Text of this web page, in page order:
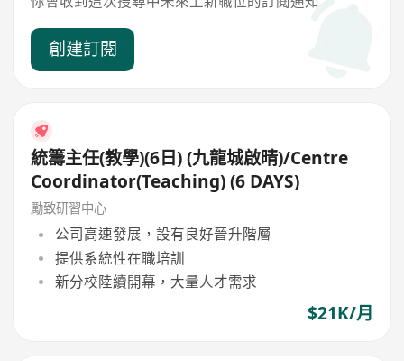
創建訂閱
統籌主任(教學)(6日) (九龍城啟晴)/Centre
Coordinator(Teaching) (6 DAYS)
勵致研習中心
公司高速發展，設有良好晉升階層
提供系統性在職培訓
新分校陸續開幕，大量人才需求
$21K/月